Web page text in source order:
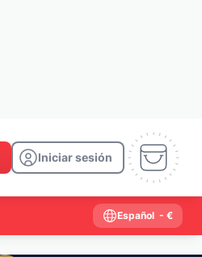
Iniciar sesión
Español - €